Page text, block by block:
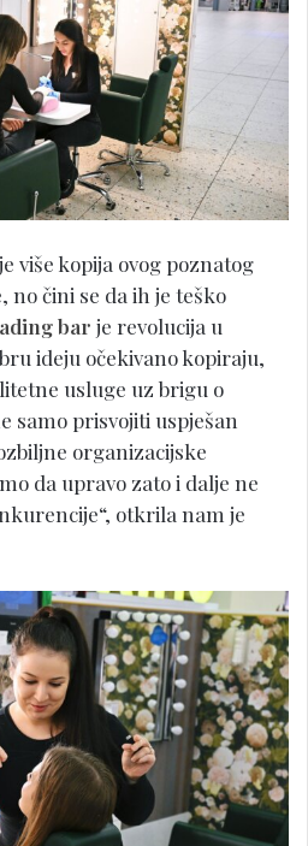
više kopija ovog poznatog
no čini se da ih je teško
bar je revolucija u
ideju očekivano kopiraju,
usluge uz brigu o
samo prisvojiti uspješan
organizacijske
da upravo zato i dalje ne
otkrila nam je